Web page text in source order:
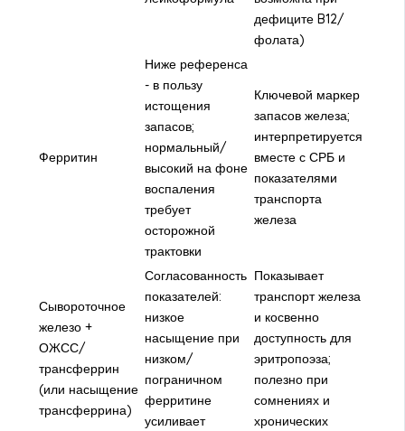
дефиците B12/
фолата)
Ферритин
Ниже референса
- в пользу
истощения
запасов;
нормальный/
высокий на фоне
воспаления
требует
осторожной
трактовки
Ключевой маркер
запасов железа;
интерпретируется
вместе с СРБ и
показателями
транспорта
железа
Сывороточное
железо +
ОЖСС/
трансферрин
(или насыщение
трансферрина)
Согласованность
показателей:
низкое
насыщение при
низком/
пограничном
ферритине
усиливает
Показывает
транспорт железа
и косвенно
доступность для
эритропоэза;
полезно при
сомнениях и
хронических